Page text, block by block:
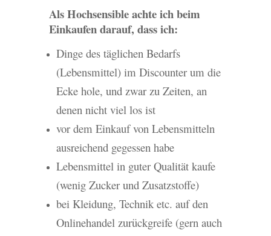
Als Hochsensible achte ich beim
Einkaufen darauf, dass ich:
Dinge des täglichen Bedarfs
(Lebensmittel) im Discounter um die
Ecke hole, und zwar zu Zeiten, an
denen nicht viel los ist
vor dem Einkauf von Lebensmitteln
ausreichend gegessen habe
Lebensmittel in guter Qualität kaufe
(wenig Zucker und Zusatzstoffe)
bei Kleidung, Technik etc. auf den
Onlinehandel zurückgreife (gern auch